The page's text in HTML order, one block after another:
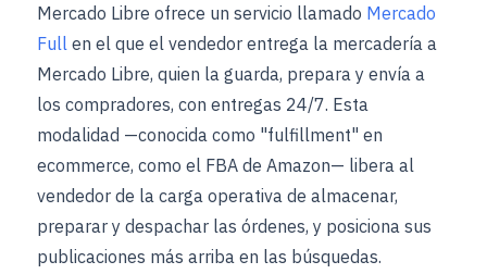
Mercado Libre ofrece un servicio llamado Mercado
Full en el que el vendedor entrega la mercadería a
Mercado Libre, quien la guarda, prepara y envía a
los compradores, con entregas 24/7. Esta
modalidad —conocida como "fulfillment" en
ecommerce, como el FBA de Amazon— libera al
vendedor de la carga operativa de almacenar,
preparar y despachar las órdenes, y posiciona sus
publicaciones más arriba en las búsquedas.